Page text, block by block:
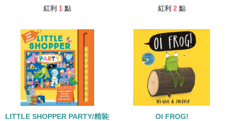
紅利 1 點
紅利 2 點
LITTLE SHOPPER PARTY/精裝操作書 OI FROG!